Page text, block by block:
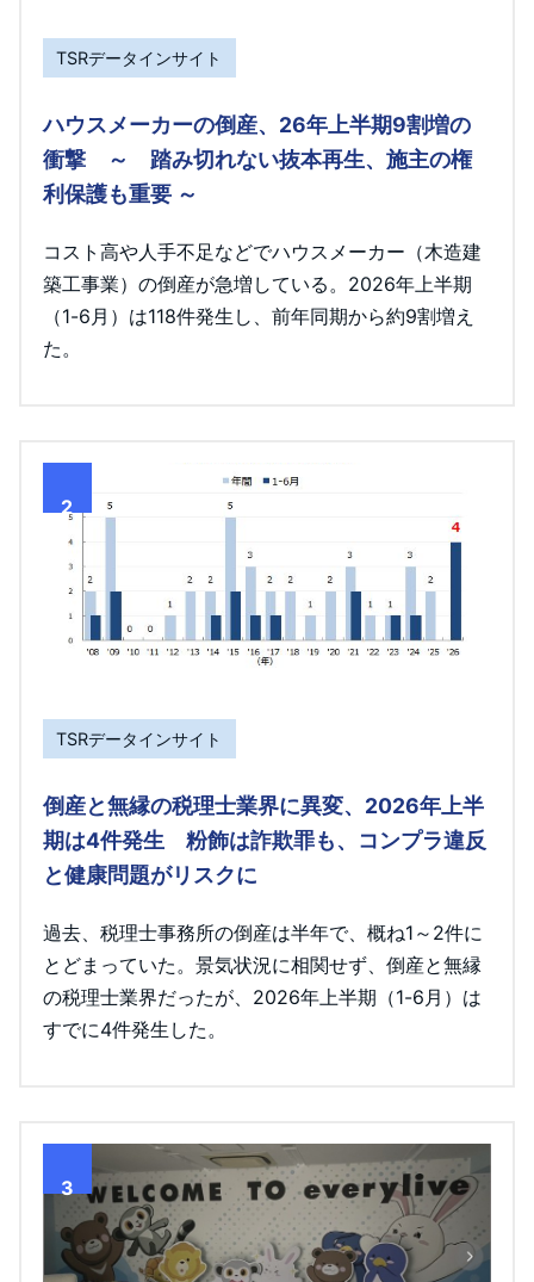
TSRデータインサイト
ハウスメーカーの倒産、26年上半期9割増の
衝撃 ～ 踏み切れない抜本再生、施主の権
利保護も重要 ～
コスト高や人手不足などでハウスメーカー（木造建
築工事業）の倒産が急増している。2026年上半期
（1-6月）は118件発生し、前年同期から約9割増え
た。
2
TSRデータインサイト
倒産と無縁の税理士業界に異変、2026年上半
期は4件発生 粉飾は詐欺罪も、コンプラ違反
と健康問題がリスクに
過去、税理士事務所の倒産は半年で、概ね1～2件に
とどまっていた。景気状況に相関せず、倒産と無縁
の税理士業界だったが、2026年上半期（1-6月）は
すでに4件発生した。
3